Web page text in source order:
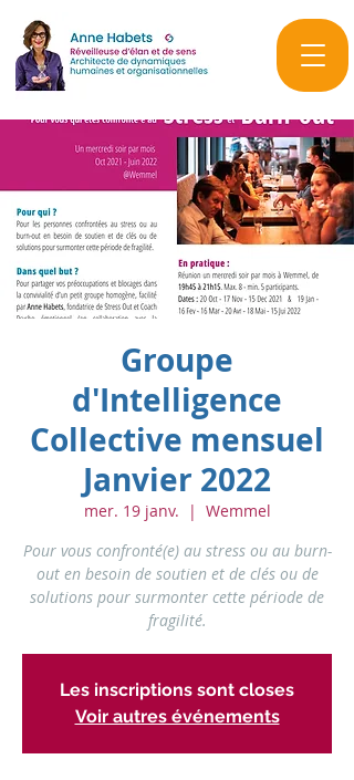
Groupe
d'Intelligence
Collective mensuel
Janvier 2022
mer. 19 janv.
  |
Wemmel
Pour vous confronté(e) au stress ou au burn-
out en besoin de soutien et de clés ou de
solutions pour surmonter cette période de
fragilité.
Les inscriptions sont closes
Voir autres événements